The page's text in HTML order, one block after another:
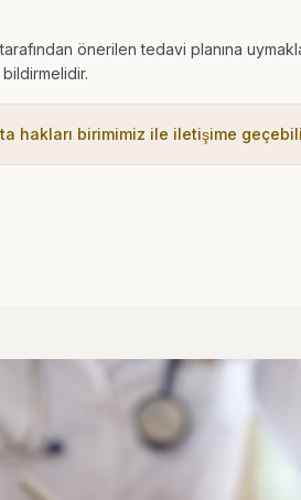
önerilen tedavi planına
hakları birimimiz ile iletişime